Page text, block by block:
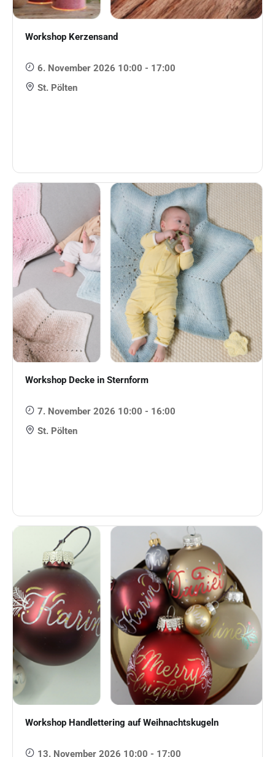
Workshop Kerzensand
6. November 2026 10:00 - 17:00
St. Pölten
Workshop Decke in Sternform
7. November 2026 10:00 - 16:00
St. Pölten
Workshop Handlettering auf Weihnachtskugeln
13. November 2026 10:00 - 17:00